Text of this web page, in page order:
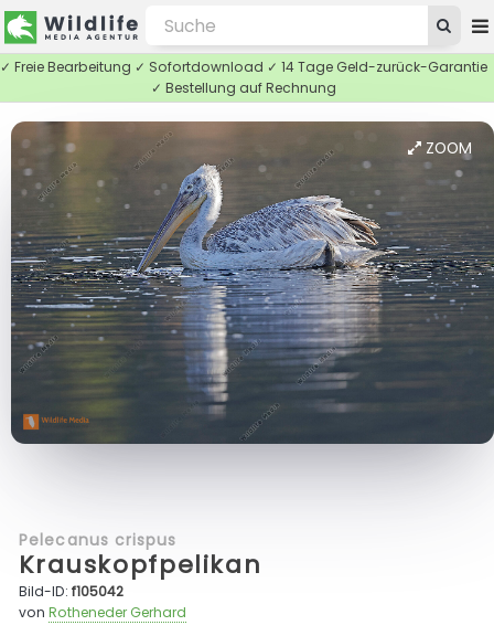
✓ Freie Bearbeitung ✓ Sofortdownload ✓ 14 Tage Geld-zurück-Garantie
✓ Bestellung auf Rechnung
ZOOM
Pelecanus crispus
Krauskopfpelikan
Bild-ID:f105042
vonRotheneder Gerhard